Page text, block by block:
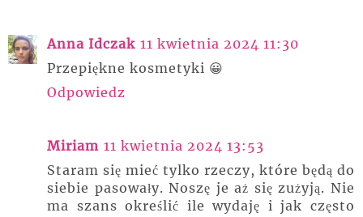
Anna Idczak 11 kwietnia 2024 11:30
Przepiękne kosmetyki 😀
Odpowiedz
Miriam 11 kwietnia 2024 13:53
Staram się mieć tylko rzeczy, które będą do
siebie pasowały. Noszę je aż się zużyją. Nie
ma szans określić ile wydaję i jak często